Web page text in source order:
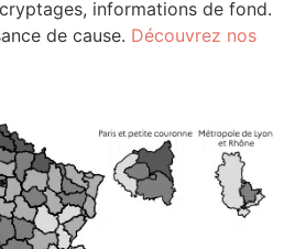
informations de fond.
de cause. Découvrez nos